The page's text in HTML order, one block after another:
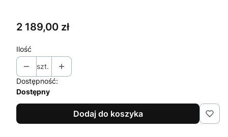
Cena
2 189,00 zł
Ilość
szt.
Dostępność:
Dostępny
Dodaj do koszyka